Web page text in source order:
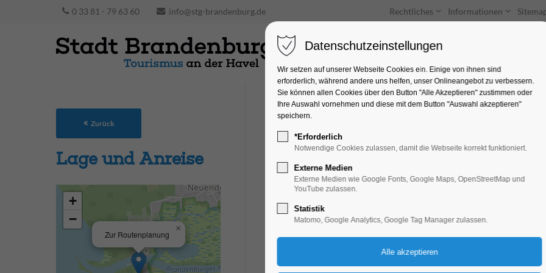
0 33 81 - 79 63 60 info@stg-brandenburg.de Rechtliches Informationen
Unterkünfte Entdecken & Erleben
Camping-Marina
Buhnenhaus 1, 14776 Brandenburg
Zurück
Lage und Anreise
Zur Routenplanung
×
+
−
Datenschutzeinstellungen
Wir setzen auf unserer Webseite Cookies ein. Einige von ihnen sind
erforderlich, während andere uns helfen, unser Onlineangebot zu verbessern.
Sie können allen Cookies über den Button "Alle Akzeptieren" zustimmen oder
Ihre Auswahl vornehmen und diese mit dem Button "Auswahl akzeptieren"
speichern.
*Erforderlich
Notwendige Cookies zulassen, damit die Webseite korrekt funktioniert.
Externe Medien
Externe Medien wie Google Fonts, Google Maps, OpenStreetMap und
YouTube zulassen.
Statistik
Matomo, Google Analytics, Google Tag Manager zulassen.